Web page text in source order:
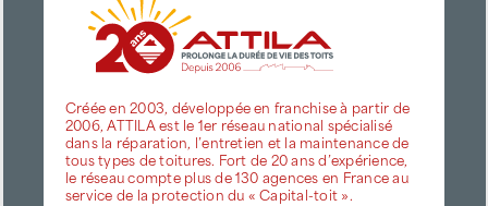
Créée en 2003, développée en franchise à partir de
2006, ATTILA est le 1er réseau national spécialisé
dans la réparation, l’entretien et la maintenance de
tous types de toitures. Fort de 20 ans d’expérience,
le réseau compte plus de 130 agences en France au
service de la protection du « Capital-toit ».